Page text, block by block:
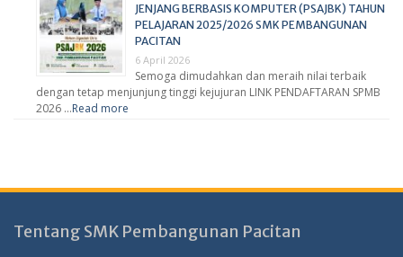
JENJANG BERBASIS KOMPUTER (PSAJBK) TAHUN
PELAJARAN 2025/2026 SMK PEMBANGUNAN
PACITAN
6 April 2026
Semoga dimudahkan dan meraih nilai terbaik
dengan tetap menjunjung tinggi kejujuran LINK PENDAFTARAN SPMB
2026 …Read more
Tentang SMK Pembangunan Pacitan